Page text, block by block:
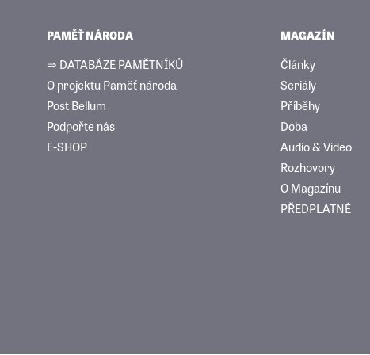
PAMĚŤ NÁRODA
⇒ DATABÁZE PAMĚTNÍKŮ
O projektu Paměť národa
Post Bellum
Podpořte nás
E-SHOP
MAGAZÍN
Články
Seriály
Příběhy
Doba
Audio & Video
Rozhovory
O Magazínu
PŘEDPLATNÉ